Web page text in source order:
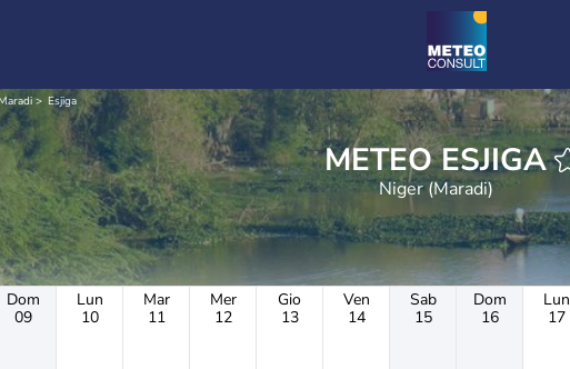
Esjiga
METEO ESJIGA
Niger (Maradi)
Dom
09
Lun
10
Mar
11
Mer
12
Gio
13
Ven
14
Sab
15
Dom
16
Lun
17